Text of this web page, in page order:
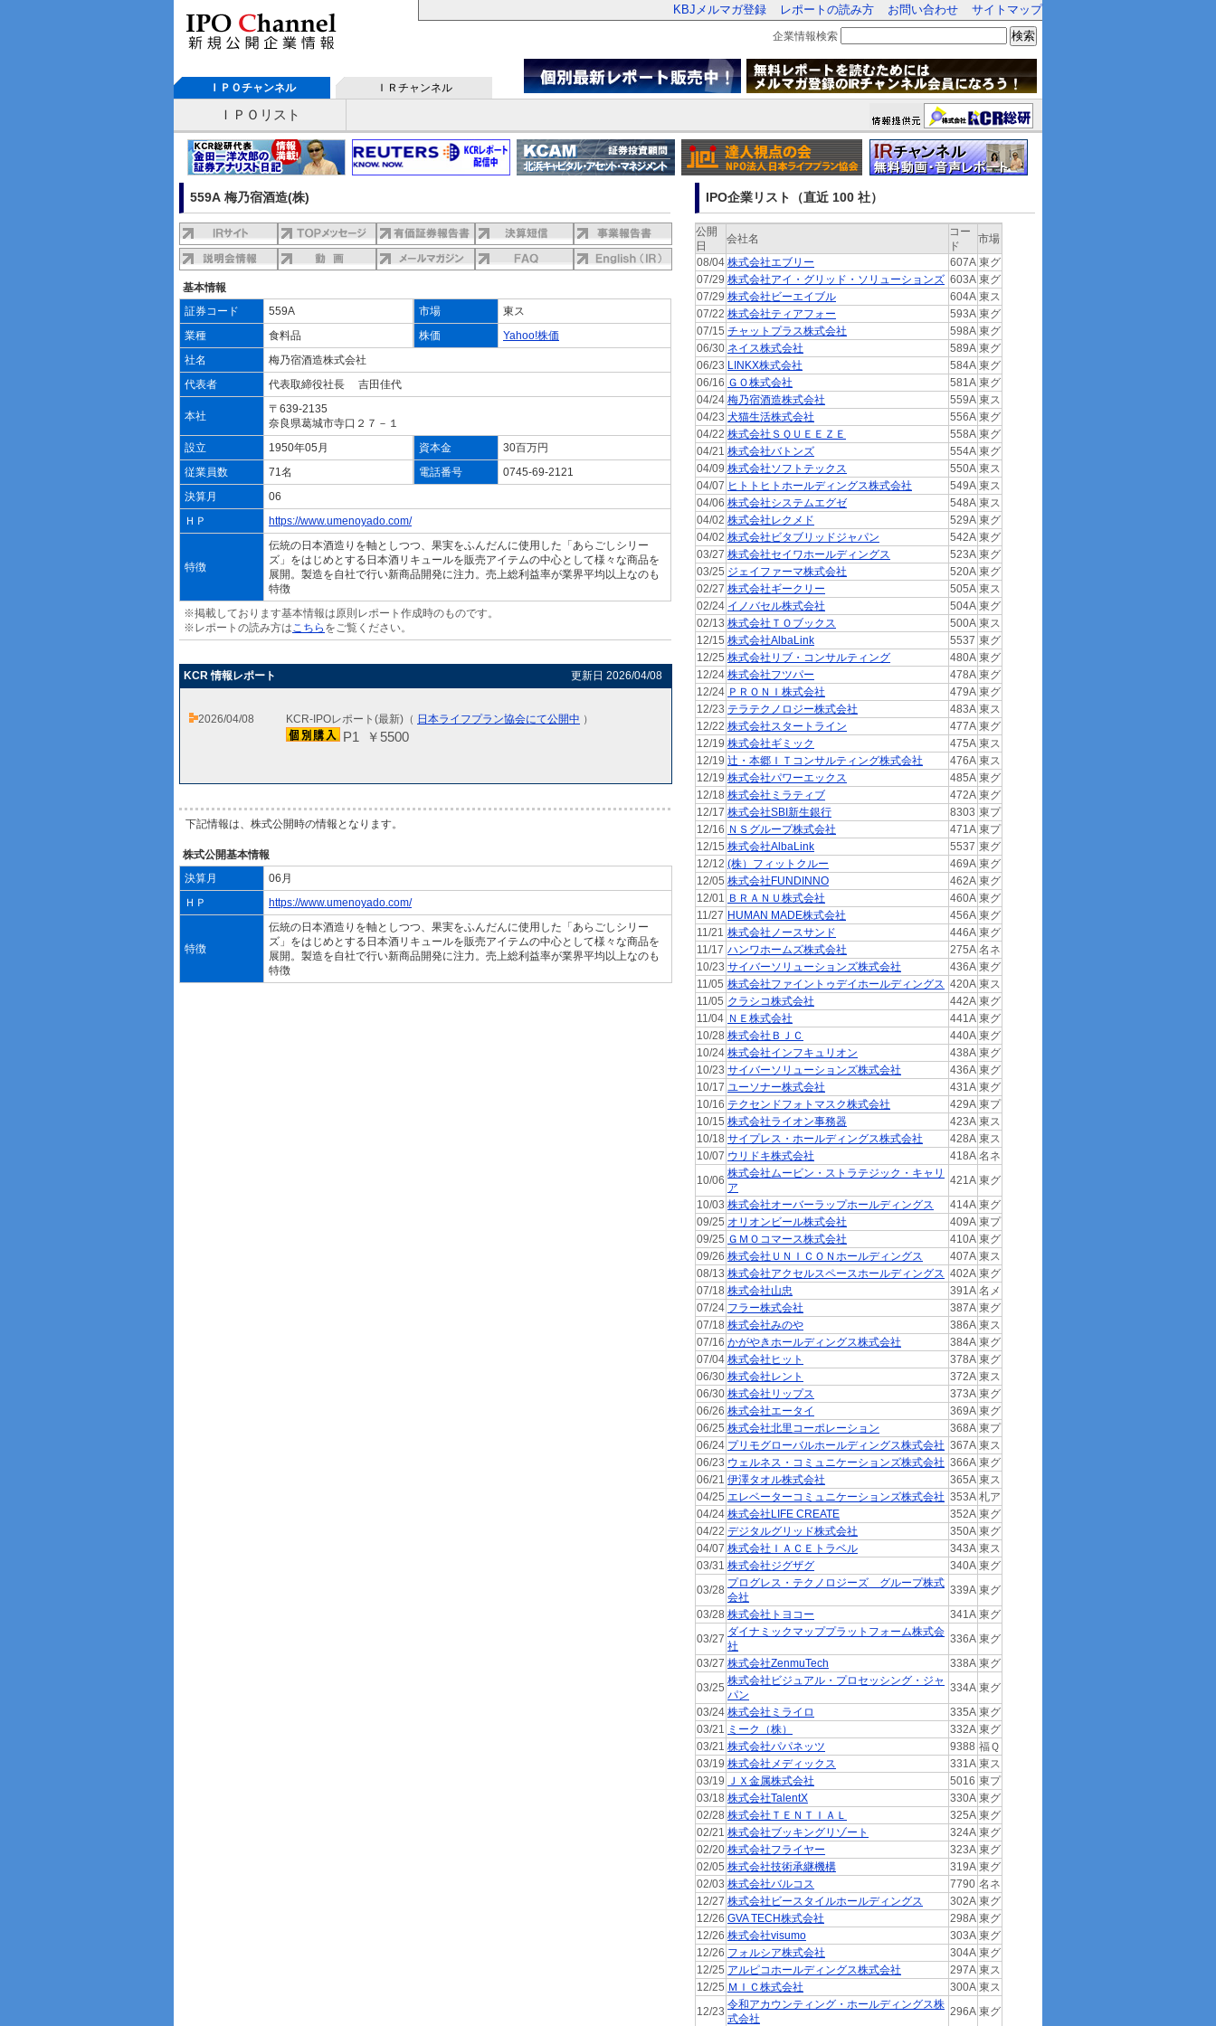
KBJメルマガ登録 レポートの読み方 お問い合わせ サイトマップ
企業情報検索 検索
ＩＰＯチャンネル ＩＲチャンネル
ＩＰＯリスト
559A 梅乃宿酒造(株)
基本情報
証券コード
559A 市場
東ス
業種
食料品 株価
Yahoo!株価
社名
梅乃宿酒造株式会社
代表者
代表取締役社長 吉田佳代
本社
〒639-2135
奈良県葛城市寺口２７－１
設立
1950年05月 資本金
30百万円
従業員数
71名 電話番号
0745-69-2121
決算月
06
ＨＰ
https://www.umenoyado.com/
特徴
伝統の日本酒造りを軸としつつ、果実をふんだんに使用した「あらごしシリー
ズ」をはじめとする日本酒リキュールを販売アイテムの中心として様々な商品を
展開。製造を自社で行い新商品開発に注力。売上総利益率が業界平均以上なのも
特徴
※掲載しております基本情報は原則レポート作成時のものです。
※レポートの読み方はこちら をご覧ください。
KCR 情報レポート 更新日 2026/04/08
2026/04/08 KCR-IPOレポート(最新)（ 日本ライフプラン協会にて公開中 ）
P1 ￥5500
下記情報は、株式公開時の情報となります。
株式公開基本情報
決算月
06月
ＨＰ
https://www.umenoyado.com/
特徴
伝統の日本酒造りを軸としつつ、果実をふんだんに使用した「あらごしシリー
ズ」をはじめとする日本酒リキュールを販売アイテムの中心として様々な商品を
展開。製造を自社で行い新商品開発に注力。売上総利益率が業界平均以上なのも
特徴
IPO企業リスト（直近 100 社）
公開
日
会社名
コー
ド
市場
08/04 株式会社エブリー 607A 東グ
07/29 株式会社アイ・グリッド・ソリューションズ 603A 東グ
07/29 株式会社ビーエイブル 604A 東ス
07/22 株式会社ティアフォー 593A 東グ
07/15 チャットプラス株式会社 598A 東グ
06/30 ネイス株式会社 589A 東グ
06/23 LINKX株式会社 584A 東グ
06/16 ＧＯ株式会社 581A 東グ
04/24 梅乃宿酒造株式会社 559A 東ス
04/23 犬猫生活株式会社 556A 東グ
04/22 株式会社ＳＱＵＥＥＺＥ 558A 東グ
04/21 株式会社バトンズ 554A 東グ
04/09 株式会社ソフトテックス 550A 東ス
04/07 ヒトトヒトホールディングス株式会社 549A 東ス
04/06 株式会社システムエグゼ 548A 東ス
04/02 株式会社レクメド 529A 東グ
04/02 株式会社ビタブリッドジャパン 542A 東グ
03/27 株式会社セイワホールディングス 523A 東グ
03/25 ジェイファーマ株式会社 520A 東グ
02/27 株式会社ギークリー 505A 東ス
02/24 イノバセル株式会社 504A 東グ
02/13 株式会社ＴＯブックス 500A 東ス
12/15 株式会社AlbaLink 5537 東グ
12/25 株式会社リブ・コンサルティング 480A 東グ
12/24 株式会社フツパー 478A 東グ
12/24 ＰＲＯＮＩ株式会社 479A 東グ
12/23 テラテクノロジー株式会社 483A 東ス
12/22 株式会社スタートライン 477A 東グ
12/19 株式会社ギミック 475A 東ス
12/19 辻・本郷ＩＴコンサルティング株式会社 476A 東ス
12/19 株式会社パワーエックス 485A 東グ
12/18 株式会社ミラティブ 472A 東グ
12/17 株式会社SBI新生銀行 8303 東プ
12/16 ＮＳグループ株式会社 471A 東プ
12/15 株式会社AlbaLink 5537 東グ
12/12 (株）フィットクルー 469A 東グ
12/05 株式会社FUNDINNO 462A 東グ
12/01 ＢＲＡＮＵ株式会社 460A 東グ
11/27 HUMAN MADE株式会社 456A 東グ
11/21 株式会社ノースサンド 446A 東グ
11/17 ハンワホームズ株式会社 275A 名ネ
10/23 サイバーソリューションズ株式会社 436A 東グ
11/05 株式会社ファイントゥデイホールディングス 420A 東ス
11/05 クラシコ株式会社 442A 東グ
11/04 ＮＥ株式会社 441A 東グ
10/28 株式会社ＢＪＣ 440A 東グ
10/24 株式会社インフキュリオン 438A 東グ
10/23 サイバーソリューションズ株式会社 436A 東グ
10/17 ユーソナー株式会社 431A 東グ
10/16 テクセンドフォトマスク株式会社 429A 東プ
10/15 株式会社ライオン事務器 423A 東ス
10/18 サイプレス・ホールディングス株式会社 428A 東ス
10/07 ウリドキ株式会社 418A 名ネ
10/06
株式会社ムービン・ストラテジック・キャリ
ア
421A 東グ
10/03 株式会社オーバーラップホールディングス 414A 東グ
09/25 オリオンビール株式会社 409A 東プ
09/25 ＧＭＯコマース株式会社 410A 東グ
09/26 株式会社ＵＮＩＣＯＮホールディングス 407A 東ス
08/13 株式会社アクセルスペースホールディングス 402A 東グ
07/18 株式会社山忠 391A 名メ
07/24 フラー株式会社 387A 東グ
07/18 株式会社みのや 386A 東ス
07/16 かがやきホールディングス株式会社 384A 東グ
07/04 株式会社ヒット 378A 東グ
06/30 株式会社レント 372A 東ス
06/30 株式会社リップス 373A 東グ
06/26 株式会社エータイ 369A 東グ
06/25 株式会社北里コーポレーション 368A 東プ
06/24 プリモグローバルホールディングス株式会社 367A 東ス
06/23 ウェルネス・コミュニケーションズ株式会社 366A 東グ
06/21 伊澤タオル株式会社 365A 東ス
04/25 エレベーターコミュニケーションズ株式会社 353A 札ア
04/24 株式会社LIFE CREATE 352A 東グ
04/22 デジタルグリッド株式会社 350A 東グ
04/07 株式会社ＩＡＣＥトラベル 343A 東ス
03/31 株式会社ジグザグ 340A 東グ
03/28
プログレス・テクノロジーズ グループ株式
会社
339A 東グ
03/28 株式会社トヨコー 341A 東グ
03/27
ダイナミックマッププラットフォーム株式会
社
336A 東グ
03/27 株式会社ZenmuTech 338A 東グ
03/25
株式会社ビジュアル・プロセッシング・ジャ
パン
334A 東グ
03/24 株式会社ミライロ 335A 東グ
03/21 ミーク（株） 332A 東グ
03/21 株式会社パパネッツ 9388 福Ｑ
03/19 株式会社メディックス 331A 東ス
03/19 ＪＸ金属株式会社 5016 東プ
03/18 株式会社TalentX 330A 東グ
02/28 株式会社ＴＥＮＴＩＡＬ 325A 東グ
02/21 株式会社ブッキングリゾート 324A 東グ
02/20 株式会社フライヤー 323A 東グ
02/05 株式会社技術承継機構 319A 東グ
02/03 株式会社バルコス 7790 名ネ
12/27 株式会社ビースタイルホールディングス 302A 東グ
12/26 GVA TECH株式会社 298A 東グ
12/26 株式会社visumo 303A 東グ
12/26 フォルシア株式会社 304A 東グ
12/25 アルピコホールディングス株式会社 297A 東ス
12/25 ＭＩＣ株式会社 300A 東ス
12/23
令和アカウンティング・ホールディングス株
式会社
296A 東グ